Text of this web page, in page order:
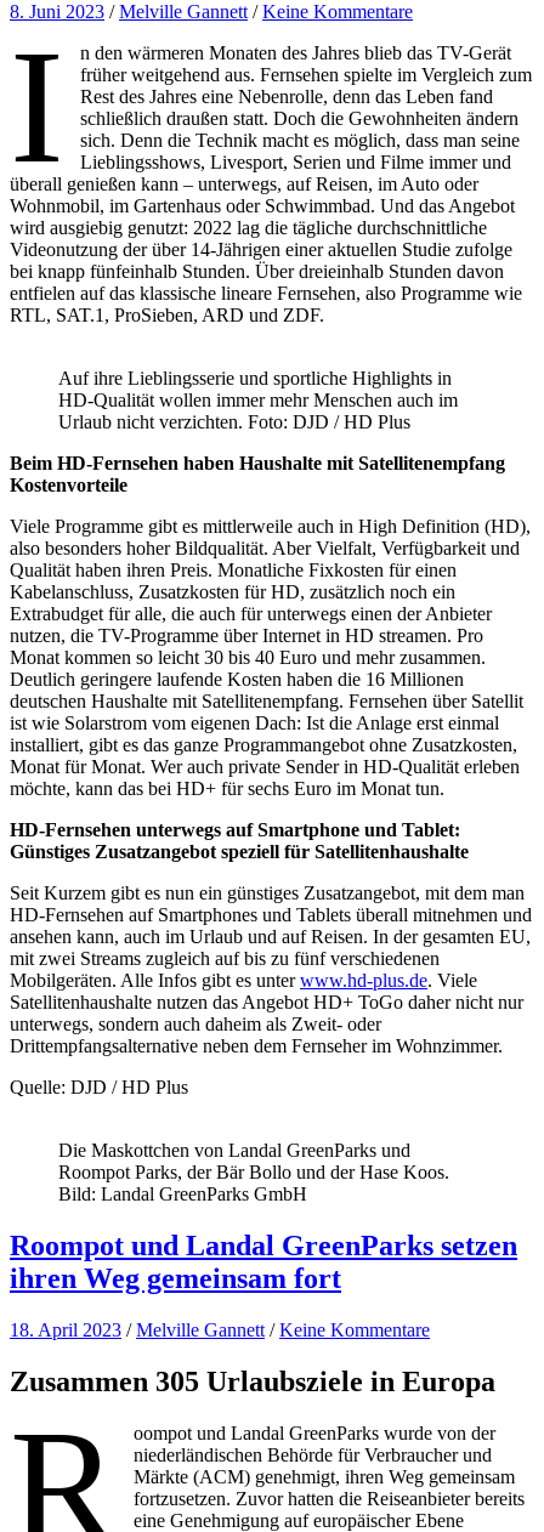
8. Juni 2023 /Melville Gannett /Keine Kommentare
I
n den wärmeren Monaten des Jahres blieb das TV-Gerät
früher weitgehend aus. Fernsehen spielte im Vergleich zum
Rest des Jahres eine Nebenrolle, denn das Leben fand
schließlich draußen statt. Doch die Gewohnheiten ändern
sich. Denn die Technik macht es möglich, dass man seine
Lieblingsshows, Livesport, Serien und Filme immer und
überall genießen kann – unterwegs, auf Reisen, im Auto oder
Wohnmobil, im Gartenhaus oder Schwimmbad. Und das Angebot
wird ausgiebig genutzt: 2022 lag die tägliche durchschnittliche
Videonutzung der über 14-Jährigen einer aktuellen Studie zufolge
bei knapp fünfeinhalb Stunden. Über dreieinhalb Stunden davon
entfielen auf das klassische lineare Fernsehen, also Programme wie
RTL, SAT.1, ProSieben, ARD und ZDF.
Auf ihre Lieblingsserie und sportliche Highlights in
HD-Qualität wollen immer mehr Menschen auch im
Urlaub nicht verzichten. Foto: DJD / HD Plus
Beim HD-Fernsehen haben Haushalte mit Satellitenempfang
Kostenvorteile
Viele Programme gibt es mittlerweile auch in High Definition (HD),
also besonders hoher Bildqualität. Aber Vielfalt, Verfügbarkeit und
Qualität haben ihren Preis. Monatliche Fixkosten für einen
Kabelanschluss, Zusatzkosten für HD, zusätzlich noch ein
Extrabudget für alle, die auch für unterwegs einen der Anbieter
nutzen, die TV-Programme über Internet in HD streamen. Pro
Monat kommen so leicht 30 bis 40 Euro und mehr zusammen.
Deutlich geringere laufende Kosten haben die 16 Millionen
deutschen Haushalte mit Satellitenempfang. Fernsehen über Satellit
ist wie Solarstrom vom eigenen Dach: Ist die Anlage erst einmal
installiert, gibt es das ganze Programmangebot ohne Zusatzkosten,
Monat für Monat. Wer auch private Sender in HD-Qualität erleben
möchte, kann das bei HD+ für sechs Euro im Monat tun.
HD-Fernsehen unterwegs auf Smartphone und Tablet:
Günstiges Zusatzangebot speziell für Satellitenhaushalte
Seit Kurzem gibt es nun ein günstiges Zusatzangebot, mit dem man
HD-Fernsehen auf Smartphones und Tablets überall mitnehmen und
ansehen kann, auch im Urlaub und auf Reisen. In der gesamten EU,
mit zwei Streams zugleich auf bis zu fünf verschiedenen
Mobilgeräten. Alle Infos gibt es unterwww.hd-plus.de. Viele
Satellitenhaushalte nutzen das Angebot HD+ ToGo daher nicht nur
unterwegs, sondern auch daheim als Zweit- oder
Drittempfangsalternative neben dem Fernseher im Wohnzimmer.
Quelle: DJD / HD Plus
Die Maskottchen von Landal GreenParks und
Roompot Parks, der Bär Bollo und der Hase Koos.
Bild: Landal GreenParks GmbH
Roompot und Landal GreenParks setzen
ihren Weg gemeinsam fort
18. April 2023 /Melville Gannett /Keine Kommentare
Zusammen 305 Urlaubsziele in Europa
R
oompot und Landal GreenParks wurde von der
niederländischen Behörde für Verbraucher und
Märkte (ACM) genehmigt, ihren Weg gemeinsam
fortzusetzen. Zuvor hatten die Reiseanbieter bereits
eine Genehmigung auf europäischer Ebene